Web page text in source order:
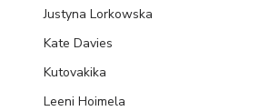
Justyna Lorkowska
Kate Davies
Kutovakika
Leeni Hoimela